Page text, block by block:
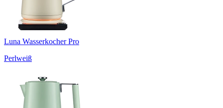
Luna Wasserkocher Pro
Perlweiß